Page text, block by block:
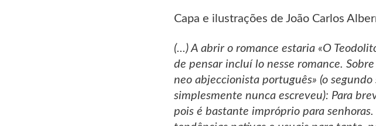
Capa e ilustrações de João Carlos
(...) A abrir o romance estaria «O
de pensar incluí lo nesse romance.
neo abjeccionista português» (o
simplesmente nunca escreveu): Para
pois é bastante impróprio para